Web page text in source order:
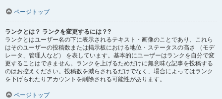
ページトップ
ランクとは？ ランクを変更するには？?
ランクとはユーザー名の下に表示されるテキスト・画像のことであり、これら
はそのユーザーの投稿数または掲示板における地位・ステータスの高さ （モデ
レータ、管理人など） を表しています。基本的にユーザーはランクを自分で変
更することはできません。ランクを上げるためだけに無意味な記事を投稿する
のはお控えください。投稿数を減らされるだけでなく、場合によってはランク
を下げられたりアカウントを削除される可能性があります。
ページトップ